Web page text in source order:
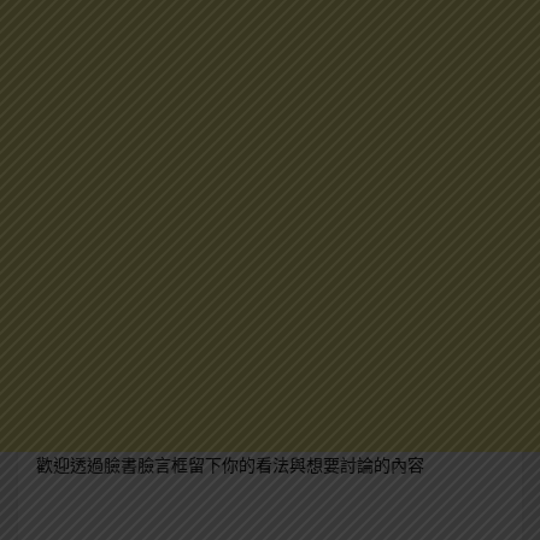
歡迎透過臉書臉言框留下你的看法與想要討論的內容